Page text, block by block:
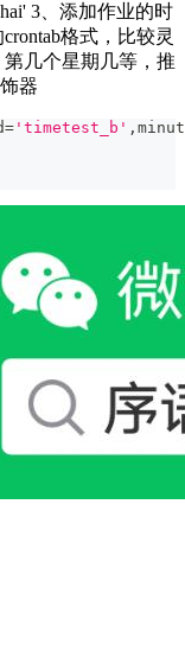
3、添加作业的时
格式，比较灵
几个星期几等，推
器
= 'timetest_b' ,